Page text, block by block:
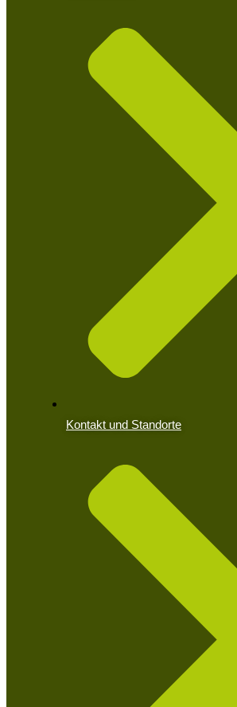
Kontakt und Standorte